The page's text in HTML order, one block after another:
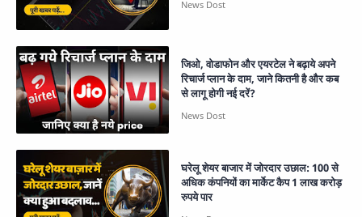
जिओ, वोडाफोन और एयरटेल ने बढ़ाये अपने
रिचार्ज प्लान के दाम, जाने कितनी है और कब
से लागू होगी नई दरें?
घरेलू शेयर बाजार में जोरदार उछाल: 100 से
अधिक कंपनियों का मार्केट कैप 1 लाख करोड़
रुपये पार